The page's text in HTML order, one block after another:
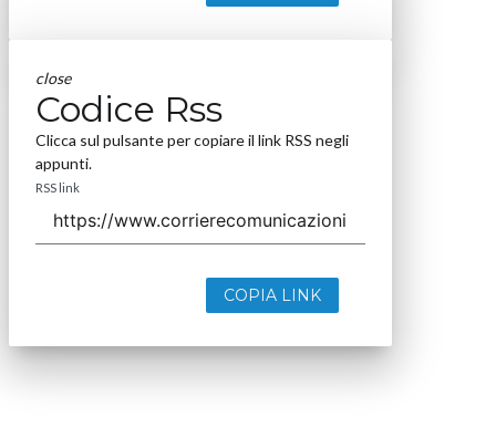
close
Codice Rss
Clicca sul pulsante per copiare il link RSS negli
appunti.
RSS link
COPIA LINK